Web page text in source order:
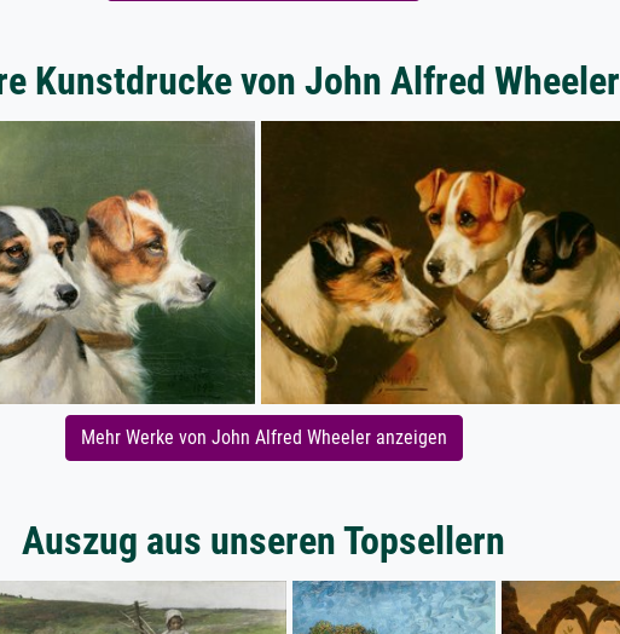
Kunstdrucke von John Alfred Wheeler
Mehr Werke von John Alfred Wheeler anzeigen
Auszug aus unseren Topsellern